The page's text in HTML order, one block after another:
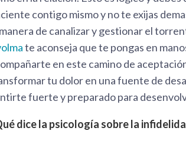
contigo mismo y no te exijas
de canalizar y gestionar el
te aconseja que te pongas en
en este camino de
tu dolor en una fuente de
fuerte y preparado para
dice la psicología sobre la